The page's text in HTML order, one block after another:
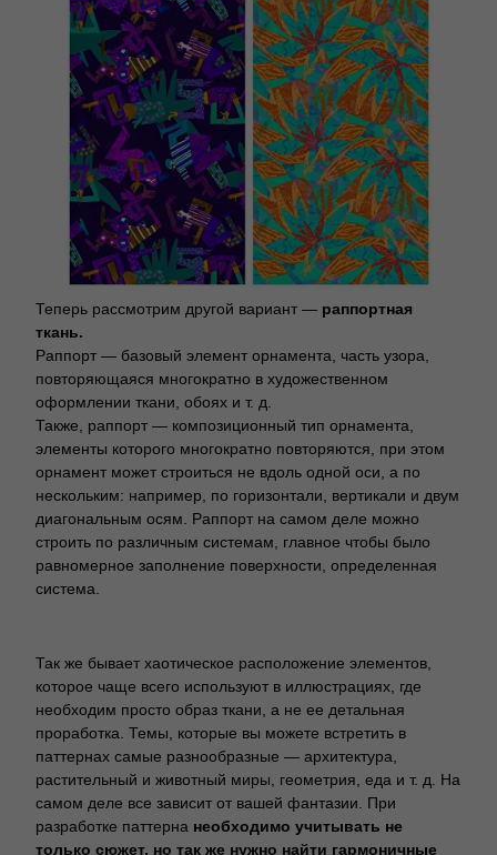
Теперь рассмотрим другой вариант — раппортная
ткань.
Раппорт — базовый элемент орнамента, часть узора,
повторяющаяся многократно в художественном
оформлении ткани, обоях и т. д.
Также, раппорт — композиционный тип орнамента,
элементы которого многократно повторяются, при этом
орнамент может строиться не вдоль одной оси, а по
нескольким: например, по горизонтали, вертикали и двум
диагональным осям. Раппорт на самом деле можно
строить по различным системам, главное чтобы было
равномерное заполнение поверхности, определенная
система.
Так же бывает хаотическое расположение элементов,
которое чаще всего используют в иллюстрациях, где
необходим просто образ ткани, а не ее детальная
проработка. Темы, которые вы можете встретить в
паттернах самые разнообразные — архитектура,
растительный и животный миры, геометрия, еда и т. д. На
самом деле все зависит от вашей фантазии. При
разработке паттерна необходимо учитывать не
только сюжет, но так же нужно найти гармоничные